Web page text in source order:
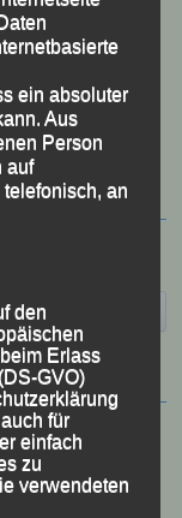
ein absoluter
Aus
Person
auf
an
den
Erlass
GVO)
für
einfach
zu
verwendeten